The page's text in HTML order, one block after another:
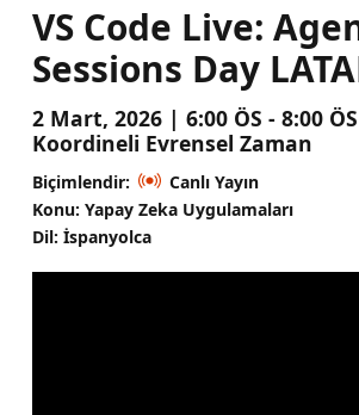
VS Code Live:
Sessions Day
2 Mart, 2026 | 6:00 ÖS - 8:00 ÖS
Koordineli Evrensel Zaman
Biçimlendir:
Canlı Yayın
Konu: Yapay Zeka Uygulamaları
Dil: İspanyolca